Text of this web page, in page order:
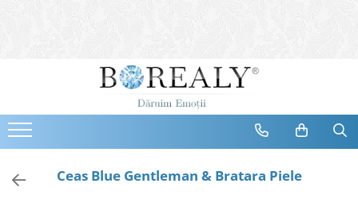
Bijuterii
Cercei
Bratari
Coliere
Ceas Blue Gentleman & Bratara Piele